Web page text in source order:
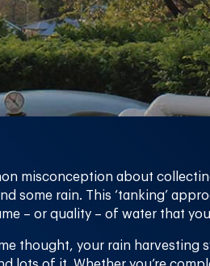
misconception about
some rain. This ‘tanking’
– or quality – of water that
thought, your rain harvesting